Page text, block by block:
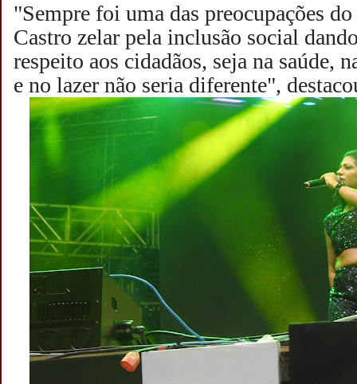
"Sempre foi uma das preocupações
Castro zelar pela inclusão social
respeito aos cidadãos, seja na saúde,
e no lazer não seria diferente",